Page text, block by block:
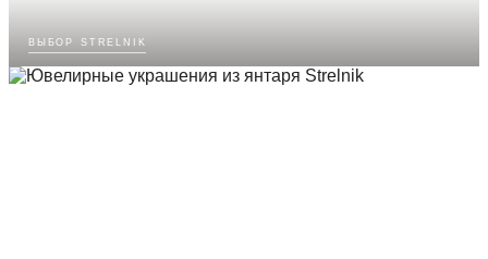
выбор strelnik